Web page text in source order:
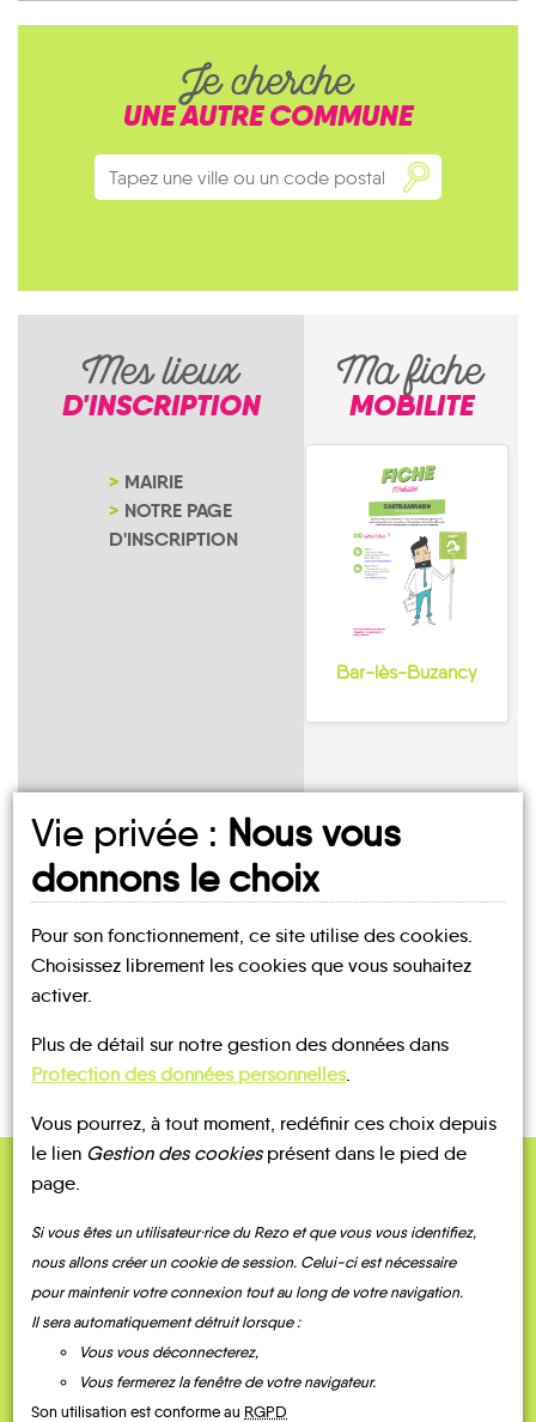
Je cherche
UNE AUTRE COMMUNE
Mes lieux
D'INSCRIPTION
MAIRIE
NOTRE PAGE
D'INSCRIPTION
Ma fiche
MOBILITE
Bar-lès-Buzancy
UN AVIS, UN TÉMOIGNAGE
À PARTAGER ?
QUELQUES
Témoignages
Vie privée : Nous vous
donnons le choix
Pour son fonctionnement, ce site utilise des cookies.
Choisissez librement les cookies que vous souhaitez
activer.
Plus de détail sur notre gestion des données dans
Protection des données personnelles.
Vous pourrez, à tout moment, redéfinir ces choix depuis
le lien Gestion des cookiesprésent dans le pied de
page.
Si vous êtes un utilisateur·rice du Rezo et que vous vous identifiez,
nous allons créer un cookie de session. Celui-ci est nécessaire
pour maintenir votre connexion tout au long de votre navigation.
Il sera automatiquement détruit lorsque :
Vous vous déconnecterez,
Vous fermerez la fenêtre de votre navigateur.
Son utilisation est conforme au RGPD